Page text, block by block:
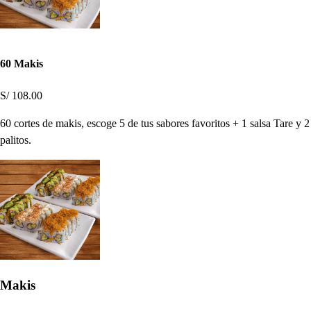
60 Makis
S/ 108.00
60 cortes de makis, escoge 5 de tus sabores favoritos + 1 salsa Tare y 2
palitos.
Makis